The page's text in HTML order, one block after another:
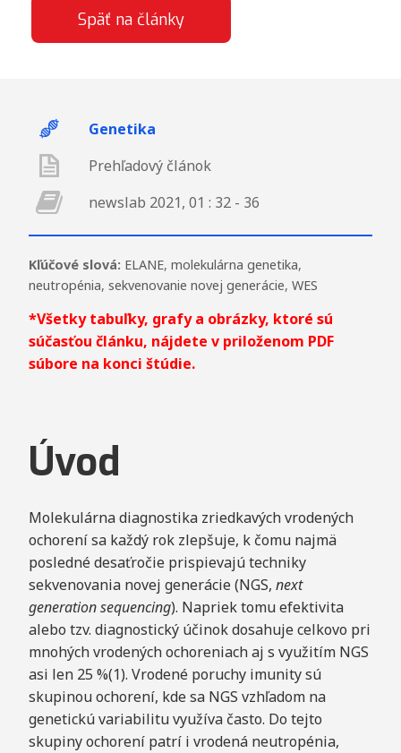
Späť na články
Genetika
Prehľadový článok
newslab 2021, 01 : 32 - 36
Kľúčové slová: ELANE, molekulárna genetika,
neutropénia, sekvenovanie novej generácie, WES
*Všetky tabuľky, grafy a obrázky, ktoré sú
súčasťou článku, nájdete v priloženom PDF
súbore na konci štúdie.
Úvod
Molekulárna diagnostika zriedkavých vrodených
ochorení sa každý rok zlepšuje, k čomu najmä
posledné desaťročie prispievajú techniky
sekvenovania novej generácie (NGS, next
generation sequencing). Napriek tomu efektivita
alebo tzv. diagnostický účinok dosahuje celkovo pri
mnohých vrodených ochoreniach aj s využitím NGS
asi len 25 %(1). Vrodené poruchy imunity sú
skupinou ochorení, kde sa NGS vzhľadom na
genetickú variabilitu využíva často. Do tejto
skupiny ochorení patrí i vrodená neutropénia,